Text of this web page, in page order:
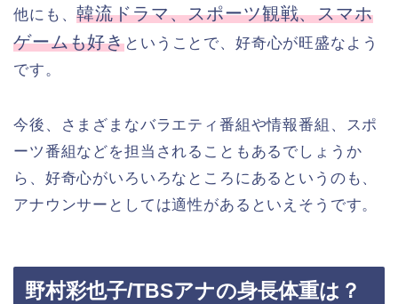
他にも、韓流ドラマ、スポーツ観戦、スマホ
ゲームも好きということで、好奇心が旺盛なよう
です。
今後、さまざまなバラエティ番組や情報番組、スポ
ーツ番組などを担当されることもあるでしょうか
ら、好奇心がいろいろなところにあるというのも、
アナウンサーとしては適性があるといえそうです。
野村彩也子/TBSアナの身長体重は？